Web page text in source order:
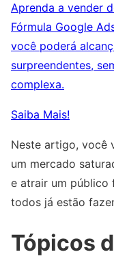
Aprenda a vender
Fórmula Google
você poderá
surpreendentes,
complexa.
Saiba Mais!
Neste artigo, você
um mercado
e atrair um público
todos já estão
Tópicos